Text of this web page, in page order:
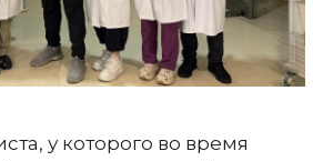
у которого во время